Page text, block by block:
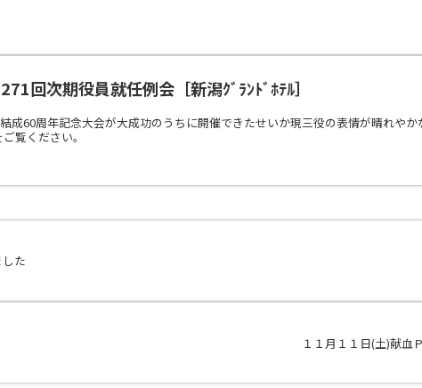
回次期役員就任例会［新潟ｸﾞﾗﾝﾄﾞﾎﾃﾙ］
成60周年記念大会が大成功のうちに開催できたせいか現三役の表情が晴れや
覧ください。
た
１１月１１日(土)献血